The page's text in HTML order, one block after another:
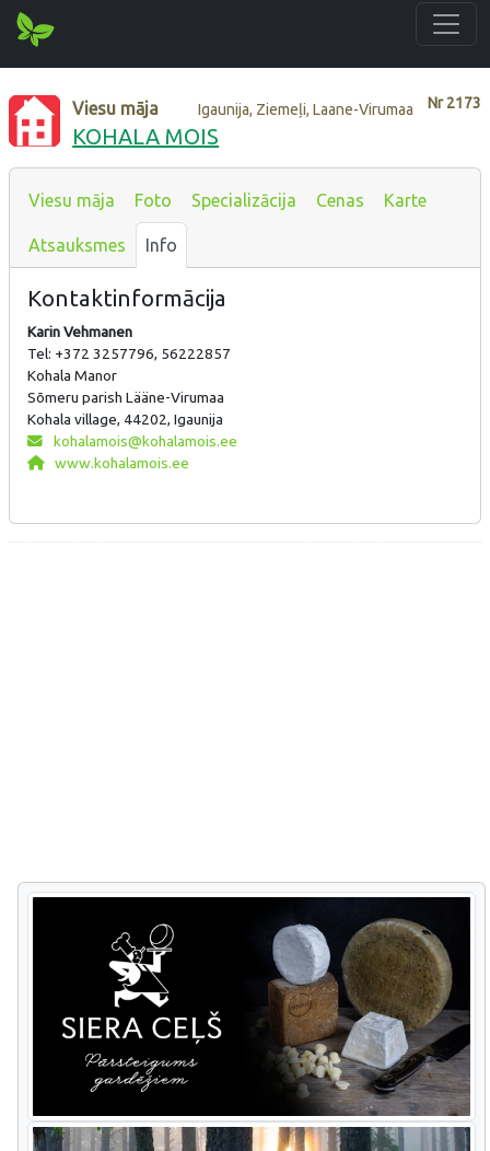
Nr2173
Viesu māja Igaunija, Ziemeļi, Laane-Virumaa
KOHALA MOIS
Viesu māja Foto Specializācija Cenas Karte
Atsauksmes Info
Kontaktinformācija
Karin Vehmanen
Tel: +372 3257796, 56222857
Kohala Manor
Sõmeru parish Lääne-Virumaa
Kohala village, 44202, Igaunija
kohalamois@kohalamois.ee
www.kohalamois.ee